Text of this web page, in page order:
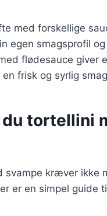
med forskellige
egen smagsprofil
flødesauce giver
frisk og syrlig
du tortellini
svampe kræver ikke
er en simpel guide